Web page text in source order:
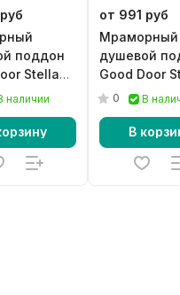
поддон
Stella
наличии
от 991 руб
Мраморный
душевой
Good Door
серый
0 В
В